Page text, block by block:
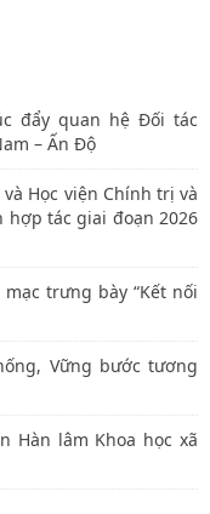
đẩy quan hệ Đối tác
– Ấn Độ
Học viện Chính trị và
hợp tác giai đoạn 2026
trưng bày “Kết nối
Vững bước tương
Hàn lâm Khoa học xã